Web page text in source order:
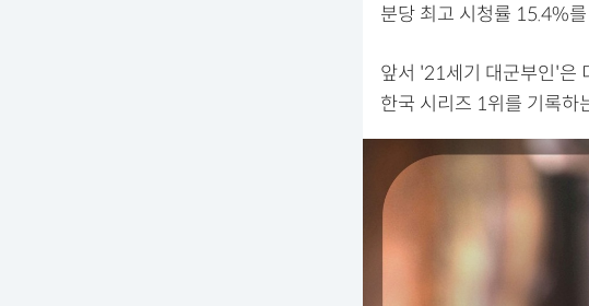
분당 최고 시청률 15.4%
앞서 '21세기 대군부인'은
한국 시리즈 1위를 기록하